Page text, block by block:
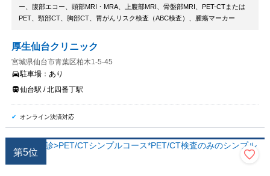
ー、腹部エコー、頭部MRI・MRA、上腹部MRI、骨盤部MRI、PET-CTまたは
PET、頸部CT、胸部CT、胃がんリスク検査（ABC検査）、腫瘍マーカー
厚生仙台クリニック
宮城県仙台市青葉区柏木1-5-45
駐車場： あり
仙台駅 / 北四番丁駅
オンライン決済対応
第5位